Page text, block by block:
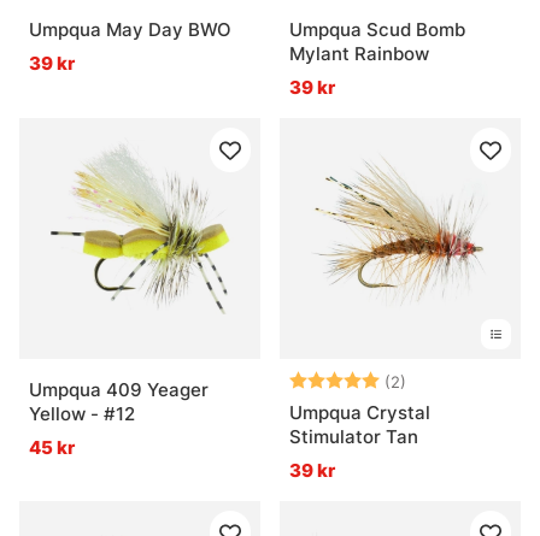
Umpqua May Day BWO
39 kr
Umpqua Scud Bomb
Mylant Rainbow
39 kr
Umpqua 409 Yeager
Yellow - #12
45 kr
Betyg: (2)
Umpqua Crystal
Stimulator Tan
39 kr